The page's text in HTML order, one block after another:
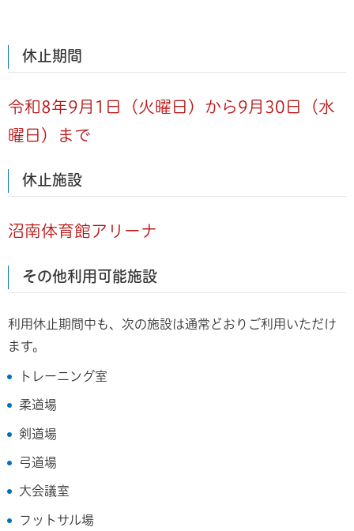
休止期間
令和8年9月1日（火曜日）から9月30日（水
曜日）まで
休止施設
沼南体育館アリーナ
その他利用可能施設
利用休止期間中も、次の施設は通常どおりご利用いただけ
ます。
トレーニング室
柔道場
剣道場
弓道場
大会議室
フットサル場